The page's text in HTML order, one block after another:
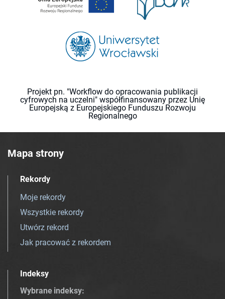
Projekt pn. "Workflow do opracowania publikacji
cyfrowych na uczelni" współfinansowany przez Unię
Europejską z Europejskiego Funduszu Rozwoju
Regionalnego
Mapa strony
Rekordy
Moje rekordy
Wszystkie rekordy
Utwórz rekord
Jak pracować z rekordem
Indeksy
Wybrane indeksy: